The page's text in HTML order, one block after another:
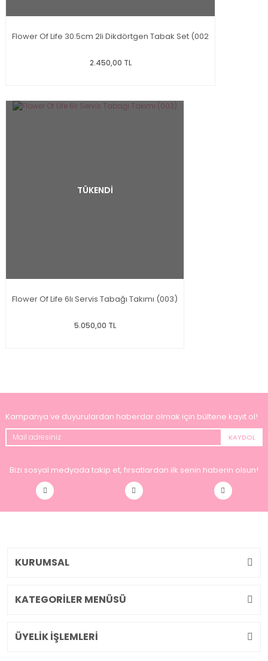
Flower Of Life 30.5cm 2li Dikdörtgen Tabak Set (002
2.450,00 TL
TÜKENDİ
Flower Of Life 6lı Servis Tabağı Takımı (003)
5.050,00 TL
Kampanya ve duyurulardan haberdar olmak için bültene kayıt ol!
KAYDOL
Bizi sosyal medyada takip et, fırsatlardan ilk senin haberin olsun!
KURUMSAL
KATEGORİLER MENÜSÜ
ÜYELİK İŞLEMLERİ